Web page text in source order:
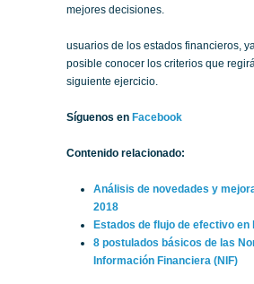
mejores decisiones.
usuarios de los estados financieros,
posible conocer los criterios que
siguiente ejercicio.
Síguenos en Facebook
Contenido relacionado:
Análisis de novedades y
2018
Estados de flujo de efectivo en
8 postulados básicos de las
Información Financiera (NIF)